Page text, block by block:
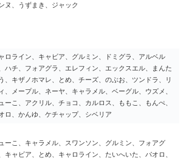
ヌ、うずまき、ジャック
ロライン、キャビア、グルミン、ドミグラ、アルベル
ハチ、フォアグラ、エレフィン、エックスエル、まんた
、キザノホマレ、とめ、チーズ、のぶお、ツンドラ、リ
、メープル、ネーヤ、キャラメル、ベーグル、ウズメ、
ーこ、アクリル、チョコ、カルロス、ももこ、もんぺ、
ロ、かんゆ、ケチャップ、シベリア
ーこ、キャラメル、スワンソン、グルミン、フォアグ
キャビア、とめ、キャロライン、たいへいた、パオロ、